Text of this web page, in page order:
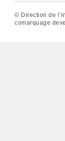
© Direction de
comarquage